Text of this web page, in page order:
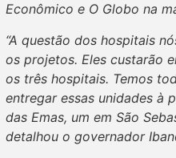
Econômico e O Globo na
“A questão dos hospitais
os projetos. Eles custarão
os três hospitais. Temos
entregar essas unidades à
das Emas, um em São
detalhou o governador